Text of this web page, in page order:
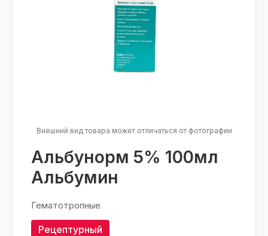
Внешний вид товара может отличаться от фотографии
Альбунорм 5% 100мл
Альбумин
Гематотропные
Рецептурный